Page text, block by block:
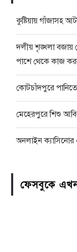
কুষ্টিয়ায় গাঁজাসহ
দলীয় শৃঙ্খলা বজায়
পাশে থেকে কাজ
কোটচাঁদপুরে
মেহেরপুরে শিশু
অনলাইন ক্যাসিনোর
ফেসবুকে